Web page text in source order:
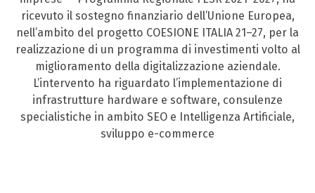
ricevuto il sostegno finanziario dell’Unione Europea,
nell’ambito del progetto COESIONE ITALIA 21–27, per la
realizzazione di un programma di investimenti volto al
miglioramento della digitalizzazione aziendale.
L’intervento ha riguardato l’implementazione di
infrastrutture hardware e software, consulenze
specialistiche in ambito SEO e Intelligenza Artificiale,
sviluppo e-commerce